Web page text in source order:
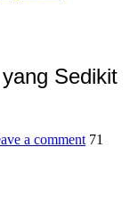
Sedikit
a comment 71